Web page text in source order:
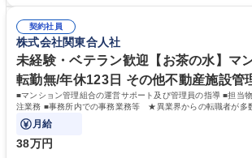
年休120日/デスクワーク中心で残業少なめ
整、資料作成、当日の運営サポート 学歴・資格 学歴：大学院 大学 語学
力： 資格：
契約社員
株式会社関東合人社
未経験・ベテラン歓迎【お茶の水】マ
転勤無/年休123日 その他不動産施設管
■マンション管理組合の運営サポート及び管理員の指導 ■担当
注業務 ■事務所内での事務業務等 ★異業界からの転職者が多
月給
38万円